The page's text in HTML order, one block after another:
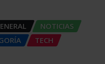
NOTICIAS
TECH